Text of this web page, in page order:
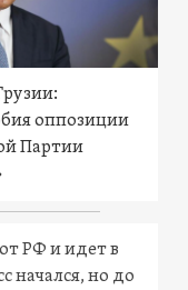
оппозиции
Партии
РФ и идет в
начался, но до